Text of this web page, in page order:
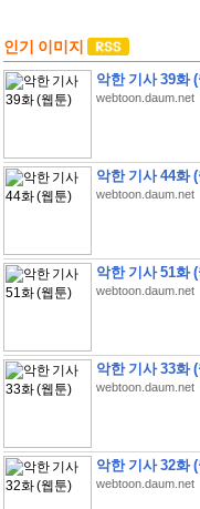
인기 이미지
악한 기사 39화
webtoon.daum.net
악한 기사 44화
webtoon.daum.net
악한 기사 51화
webtoon.daum.net
악한 기사 33화
webtoon.daum.net
악한 기사 32화
webtoon.daum.net